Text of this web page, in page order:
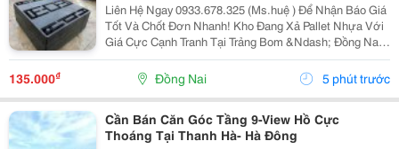
Liên Hệ Ngay 0933.678.325 (Ms.huệ ) Để Nhận Báo Giá
Tốt Và Chốt Đơn Nhanh! Kho Đang Xả Pallet Nhựa Với
Giá Cực Cạnh Tranh Tại Trảng Bom &Ndash; Đồng Nai .
Khách Cần Kê Hàng, Chứa Hàng, Vận Chuyển Hay
Dùng Cho Kho Xưởng Đều Có Thể Lựa Chọn. ✅ Giá...
135.000₫ Đồng Nai 5 phút trước
Cần Bán Căn Góc Tầng 9-View Hồ Cực
Thoáng Tại Thanh Hà- Hà Đông